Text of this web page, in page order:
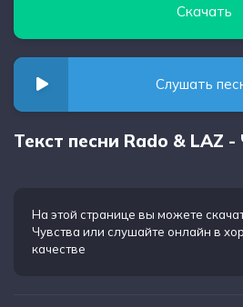
Скачать
Слушать
Текст песни Rado & LAZ -
На этой странице вы можете
Чувства или слушайте онлайн в
качестве